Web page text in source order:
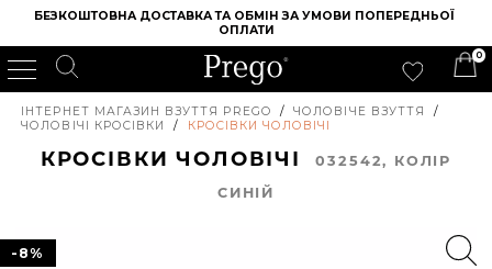
БЕЗКОШТОВНА ДОСТАВКА ТА ОБМІН ЗА УМОВИ ПОПЕРЕДНЬОЇ
ОПЛАТИ
0
ІНТЕРНЕТ МАГАЗИН ВЗУТТЯ PREGO / ЧОЛОВІЧЕ ВЗУТТЯ
/
ЧОЛОВІЧІ КРОСІВКИ
/ КРОСІВКИ ЧОЛОВІЧІ
КРОСІВКИ ЧОЛОВІЧІ032542, КОЛIР
СИНІЙ
-8%